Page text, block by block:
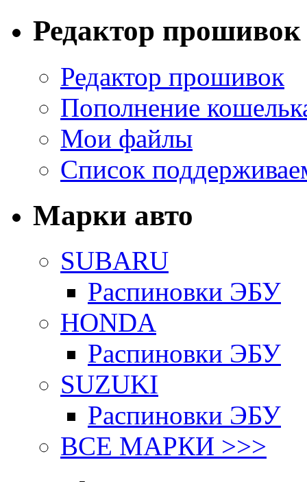
Редактор прошивок
Редактор прошивок
Пополнение
Мои файлы
Список
Марки авто
SUBARU
Распиновки ЭБУ
HONDA
Распиновки ЭБУ
SUZUKI
Распиновки ЭБУ
ВСЕ МАРКИ >>>